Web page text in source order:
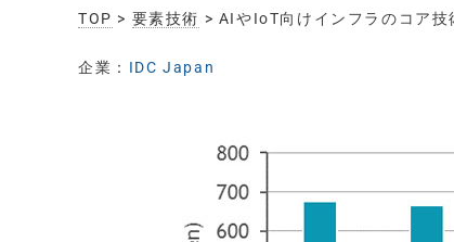
TOP > 要素技術 > AIやIoT向けインフラのコア
企業： IDC Japan